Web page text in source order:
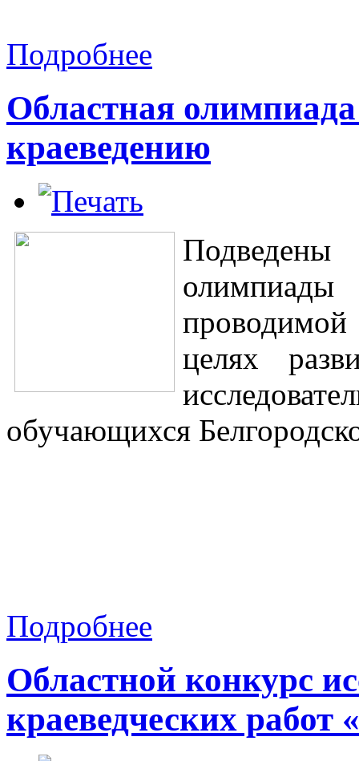
Подробнее
Областная
краеведению
олимпиады
целях
обучающихся
Подробнее
Областной конкурс
краеведческих работ